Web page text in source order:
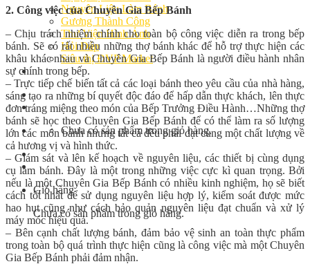
Nguyên Liệu Làm Bánh
Gương Thành Công
Thư Viện Hình Ảnh
Hỏi Đáp
Siêu thị ĐVP Market
Việc Làm
Chưa có sản phẩm trong giỏ hàng.
Giỏ hàng
Chưa có sản phẩm trong giỏ hàng.
2. Công việc của Chuyên Gia Bếp Bánh
– Chịu trách nhiệm chính cho toàn bộ công việc diễn ra trong bếp
bánh. Sẽ có rất nhiều những thợ bánh khác để hỗ trợ thực hiện các
khâu khác nhau và Chuyên Gia Bếp Bánh là người điều hành nhân
sự chính trong bếp.
– Trực tiếp chế biến tất cả các loại bánh theo yêu cầu của nhà hàng,
sáng tạo ra những bí quyết độc đáo để hấp dẫn thực khách, lên thực
đơn tráng miệng theo món của Bếp Trưởng Điều Hành…Những thợ
bánh sẽ học theo Chuyên Gia Bếp Bánh để có thể làm ra số lượng
lớn các món bánh nhưng tất cả đều phải đạt cùng một chất lượng về
cả hương vị và hình thức.
– Giám sát và lên kế hoạch về nguyên liệu, các thiết bị cùng dụng
cụ làm bánh. Đây là một trong những việc cực kì quan trọng. Bởi
nếu là một Chuyên Gia Bếp Bánh có nhiều kinh nghiệm, họ sẽ biết
cách tốt nhất để sử dụng nguyên liệu hợp lý, kiểm soát được mức
hao hụt cũng như cách bảo quản nguyên liệu đạt chuẩn và xử lý
máy móc hiệu quả.
– Bên cạnh chất lượng bánh, đảm bảo vệ sinh an toàn thực phẩm
trong toàn bộ quá trình thực hiện cũng là công việc mà một Chuyên
Gia Bếp Bánh phải đảm nhận.